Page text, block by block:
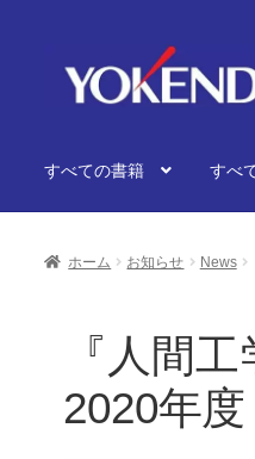
ョ
ス
へ
ッ
すべての書籍 すべ
ホーム お知らせ News
『人間
2020年